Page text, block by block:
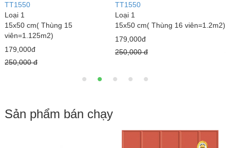
5523
Loại 1
15 x 50 cm (Thùng 15 viên )
275,000đ
300,000 đ
5522
Loại 1
15 x 50 cm (Thùng 15viên )
275,000đ
300,000 đ
Sản phẩm bán chạy